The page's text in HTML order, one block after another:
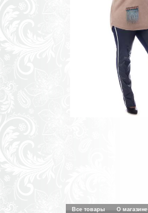
Все товары О магазине